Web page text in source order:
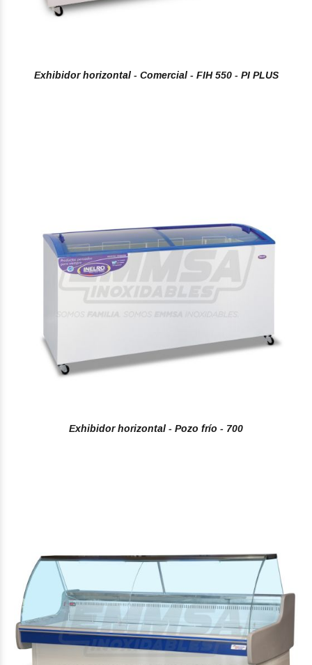
Exhibidor horizontal - Comercial - FIH 550 - PI PLUS
Exhibidor horizontal - Pozo frío - 700